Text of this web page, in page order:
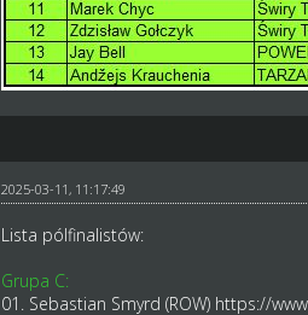
2025-03-11, 11:17:49
Lista pólfinalistów:
Grupa C:
01. Sebastian Smyrd (ROW) https://